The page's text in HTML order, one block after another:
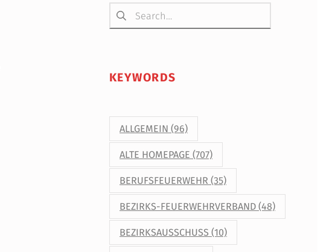
Suchen nach:
KEYWORDS
ALLGEMEIN (96)
ALTE HOMEPAGE (707)
BERUFSFEUERWEHR (35)
BEZIRKS-FEUERWEHRVERBAND (48)
BEZIRKSAUSSCHUSS (10)